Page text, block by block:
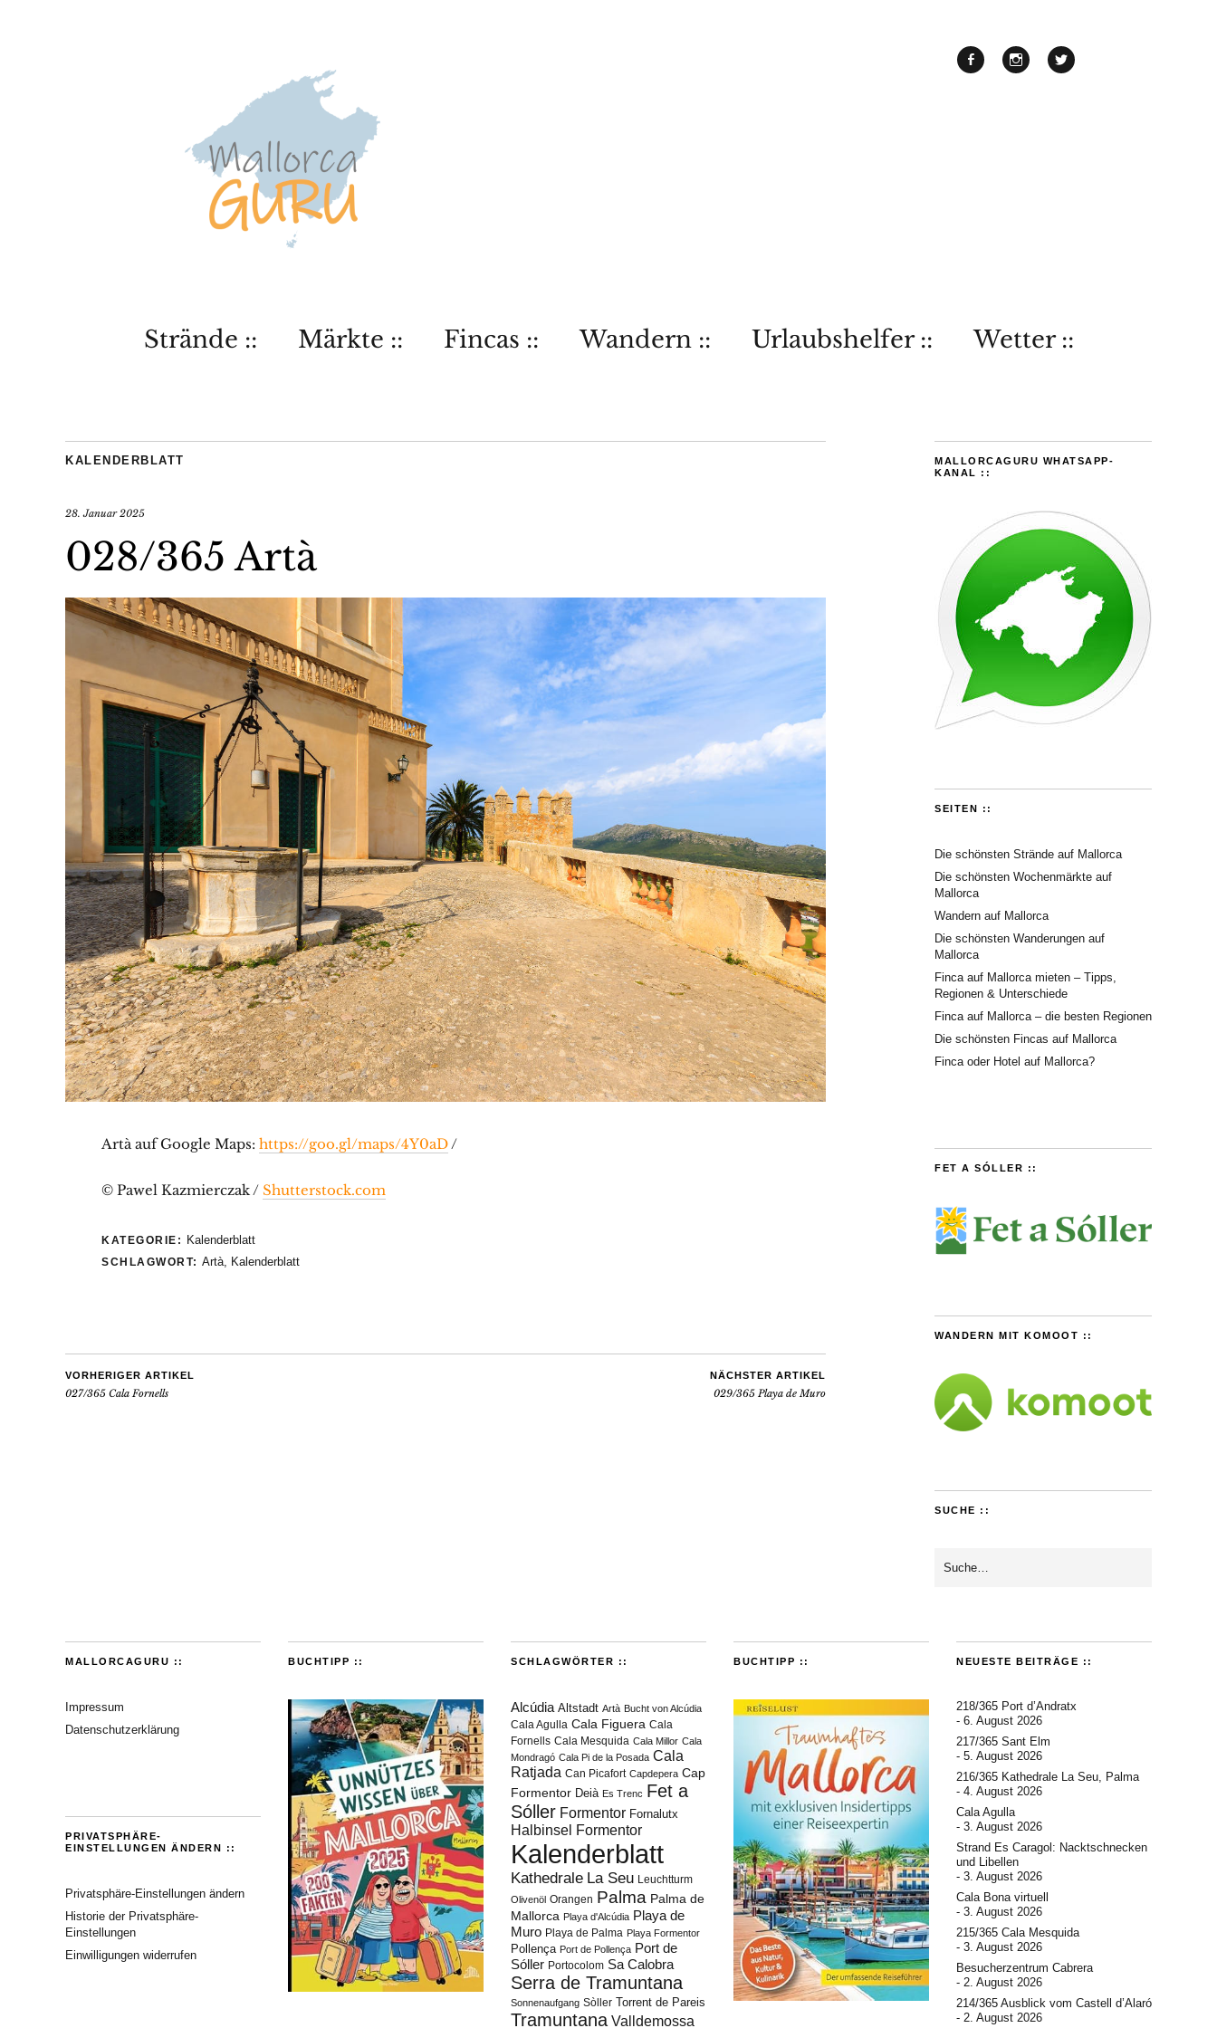
Strände :: Märkte :: Fincas :: Wandern :: Urlaubshelfer :: Wetter ::
KALENDERBLATT
28. Januar 2025
028/365 Artà
Artà auf Google Maps: https://goo.gl/maps/4Y0aD /
© Pawel Kazmierczak / Shutterstock.com
KATEGORIE: Kalenderblatt
SCHLAGWORT: Artà Kalenderblatt
VORHERIGER ARTIKEL
027/365 Cala Fornells
NÄCHSTER ARTIKEL
029/365 Playa de Muro
MALLORCAGURU WHATSAPP-
KANAL ::
SEITEN ::
Die schönsten Strände auf Mallorca
Die schönsten Wochenmärkte auf
Mallorca
Wandern auf Mallorca
Die schönsten Wanderungen auf
Mallorca
Finca auf Mallorca mieten – Tipps,
Regionen & Unterschiede
Finca auf Mallorca – die besten Regionen
Die schönsten Fincas auf Mallorca
Finca oder Hotel auf Mallorca?
FET A SÓLLER ::
WANDERN MIT KOMOOT ::
SUCHE ::
MALLORCAGURU ::
Impressum
Datenschutzerklärung
PRIVATSPHÄRE-
EINSTELLUNGEN ÄNDERN ::
Privatsphäre-Einstellungen ändern
Historie der Privatsphäre-
Einstellungen
Einwilligungen widerrufen
BUCHTIPP :: SCHLAGWÖRTER ::
Alcúdia Altstadt Artà Bucht von Alcúdia
Cala Agulla Cala Figuera Cala
Fornells Cala Mesquida Cala Millor Cala
Mondragó Cala Pi de la Posada Cala
Ratjada Can Picafort Capdepera Cap
Formentor Deià Es Trenc Fet a
Sóller Formentor Fornalutx
Halbinsel Formentor
Kalenderblatt
Kathedrale La Seu Leuchtturm
Olivenöl Orangen Palma Palma de
Mallorca Playa d'Alcúdia Playa de
Muro Playa de Palma Playa Formentor
Pollença Port de Pollença Port de
Sóller Portocolom Sa Calobra
Serra de Tramuntana
Sonnenaufgang Sòller Torrent de Pareis
Tramuntana Valldemossa
BUCHTIPP :: NEUESTE BEITRÄGE ::
218/365 Port d’Andratx
6. August 2026
217/365 Sant Elm
5. August 2026
216/365 Kathedrale La Seu, Palma
4. August 2026
Cala Agulla
3. August 2026
Strand Es Caragol: Nacktschnecken
und Libellen
3. August 2026
Cala Bona virtuell
3. August 2026
215/365 Cala Mesquida
3. August 2026
Besucherzentrum Cabrera
2. August 2026
214/365 Ausblick vom Castell d’Alaró
2. August 2026